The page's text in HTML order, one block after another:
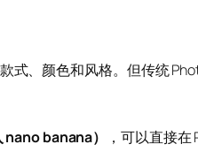
式、颜色和风格。但传统
banana）
，可以直接在